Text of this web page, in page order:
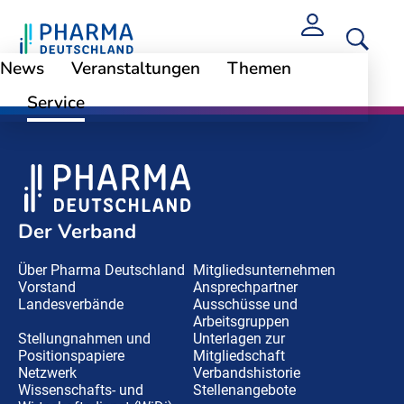
News Veranstaltungen
Themen
Service
Der Verband
Über Pharma Deutschland Mitgliedsunternehmen
Vorstand
Ansprechpartner
Landesverbände
Ausschüsse und
Arbeitsgruppen
Stellungnahmen und
Positionspapiere
Unterlagen zur
Mitgliedschaft
Netzwerk
Verbandshistorie
Wissenschafts- und
Stellenangebote